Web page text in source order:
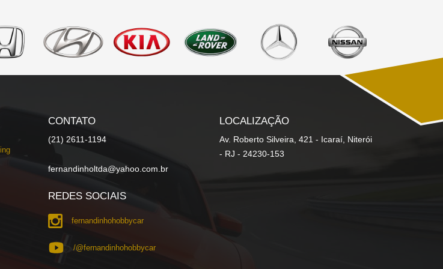
CONTATO
(21) 2611-1194
fernandinholtda@yahoo.com.br
REDES SOCIAIS
fernandinhohobbycar
/@fernandinhohobbycar
LOCALIZAÇÃO
Av. Roberto Silveira, 421 - Icaraí, Niterói
- RJ - 24230-153